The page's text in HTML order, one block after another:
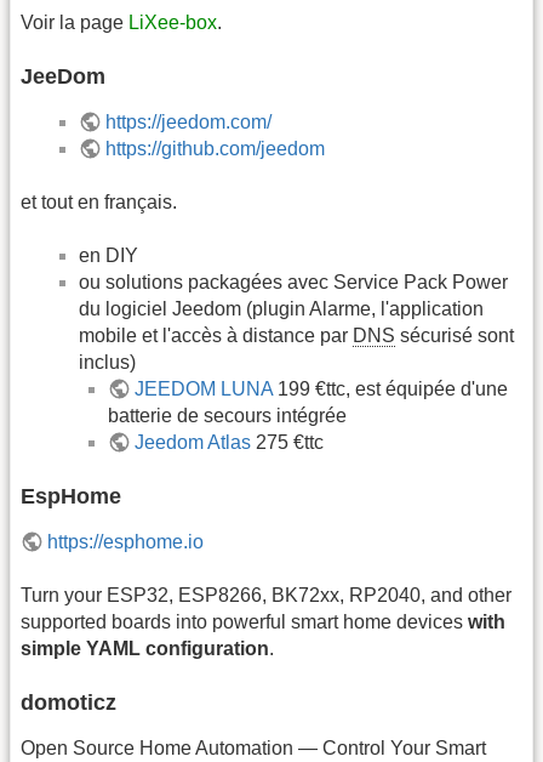
Voir la page LiXee-box.
JeeDom
https://jeedom.com/
https://github.com/jeedom
et tout en français.
en DIY
ou solutions packagées avec Service Pack Power
du logiciel Jeedom (plugin Alarme, l'application
mobile et l'accès à distance par DNS sécurisé sont
inclus)
JEEDOM LUNA199 €ttc, est équipée d'une
batterie de secours intégrée
Jeedom Atlas 275 €ttc
EspHome
https://esphome.io
Turn your ESP32, ESP8266, BK72xx, RP2040, and other
supported boards into powerful smart home devices with
simple YAML configuration.
domoticz
Open Source Home Automation — Control Your Smart